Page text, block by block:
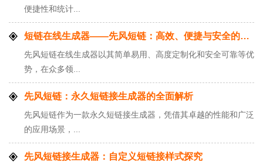
便捷性和统计...
短链在线生成器——先风短链：高效、便捷与安全的短链接解决方案
先风短链在线生成器以其简单易用、高度定制化和安全可靠等优
势，在众多领...
先风短链：永久短链接生成器的全面解析
先风短链作为一款永久短链接生成器，凭借其卓越的性能和广泛
的应用场景，...
先风短链接生成器：自定义短链接样式探究